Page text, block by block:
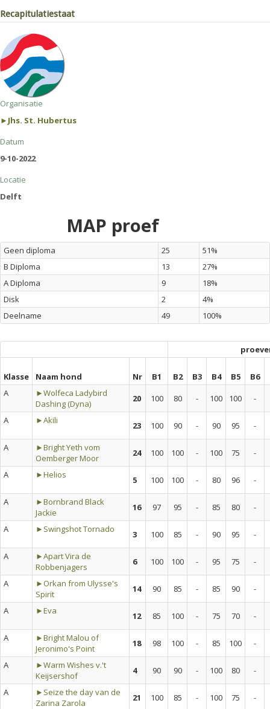
Recapitulatiestaat
Organisatie
►Jhs. St. Hubertus
Datum
9-10-2022
Locatie
Delft
MAP proef
Geen diploma 25
51%
B Diploma
13
27%
A Diploma
9
18%
Disk
2
4%
Deelname
49 100%
Klasse Naam hond Nr B1 B2 B3 B4 B5
B6
A
►Wolfeca Ladybird
Dashing (Dyna)
20 100 80 - 100 100 -
A
►Akili 23 100 90 - 90 95
-
A
►Bright Yeth vom
Oemberger Moor
24 100 100 - 100 75
-
A
►Helios 5 100 100 - 80 96
-
A
►Bornbrand Black
Jackie
16 97 95 - 85 80
-
A
►Swingshot Tornado 3 100 85 - 90 95
-
A
►Apart Vira de
Robbenjagers
6 100 100 - 95 75
-
A
►Orkan from Ulysse's
Spirit
14 90 85 - 85 90
-
A
►Eva 12 85 100 - 75 70
-
A
►Bright Malou of
Jeronimo's Point
18 98 100 - 85 100
-
A
►Warm Wishes v.'t
Keijsershof
4 90 90 - 100 80
-
A
►Seize the day van de
Zarina Zarola
21 100 85 - 100 75
-